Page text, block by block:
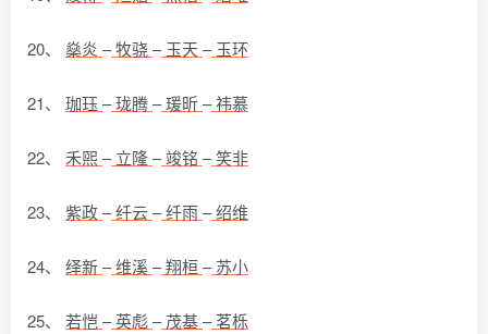
20、 燊炎 –牧骁–玉天 –玉环
21、 珈珏 –珑腾–瑗昕–祎慕
22、 禾煕–立隆–竣铭 –笑非
23、 紫政–纤云–纤雨–绍维
24、 绎新–维溪–翔桓–苏小
25、 若恺–英彪–茂基–茗栎